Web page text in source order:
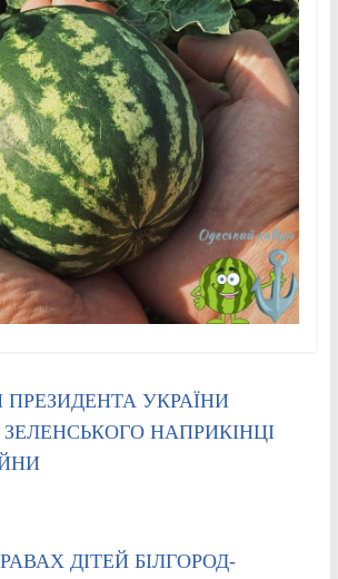
ПРЕЗИДЕНТА УКРАЇНИ
НАПРИКІНЦІ
ДІТЕЙ БІЛГОРОД-